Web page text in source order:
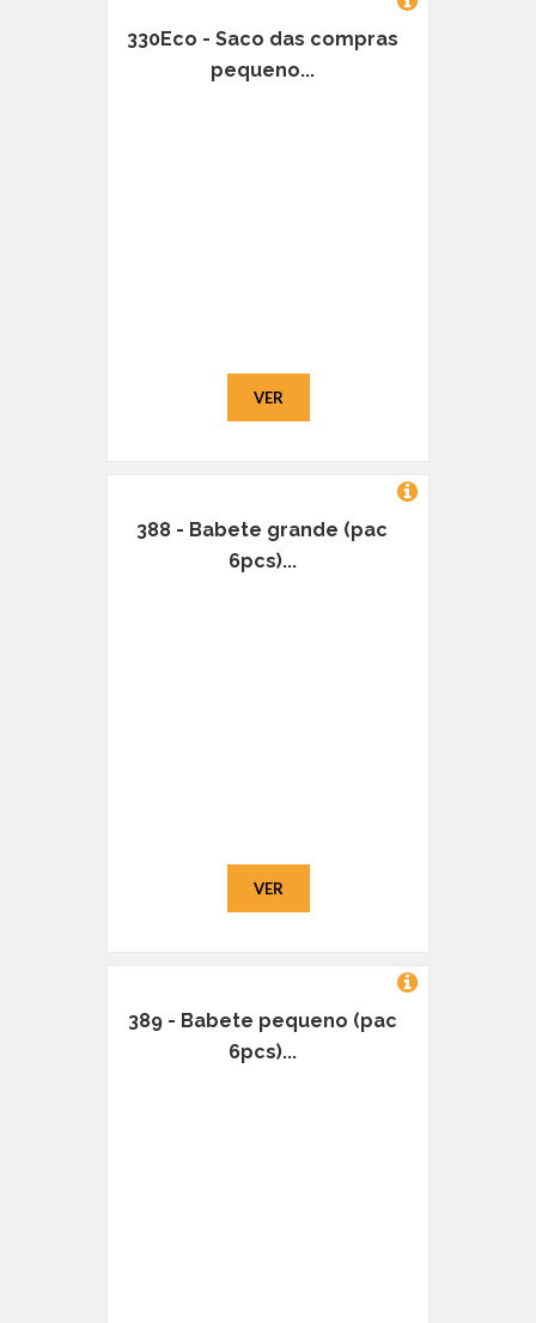
330Eco - Saco das compras
pequeno...
VER
388 - Babete grande (pac
6pcs)...
VER
389 - Babete pequeno (pac
6pcs)...